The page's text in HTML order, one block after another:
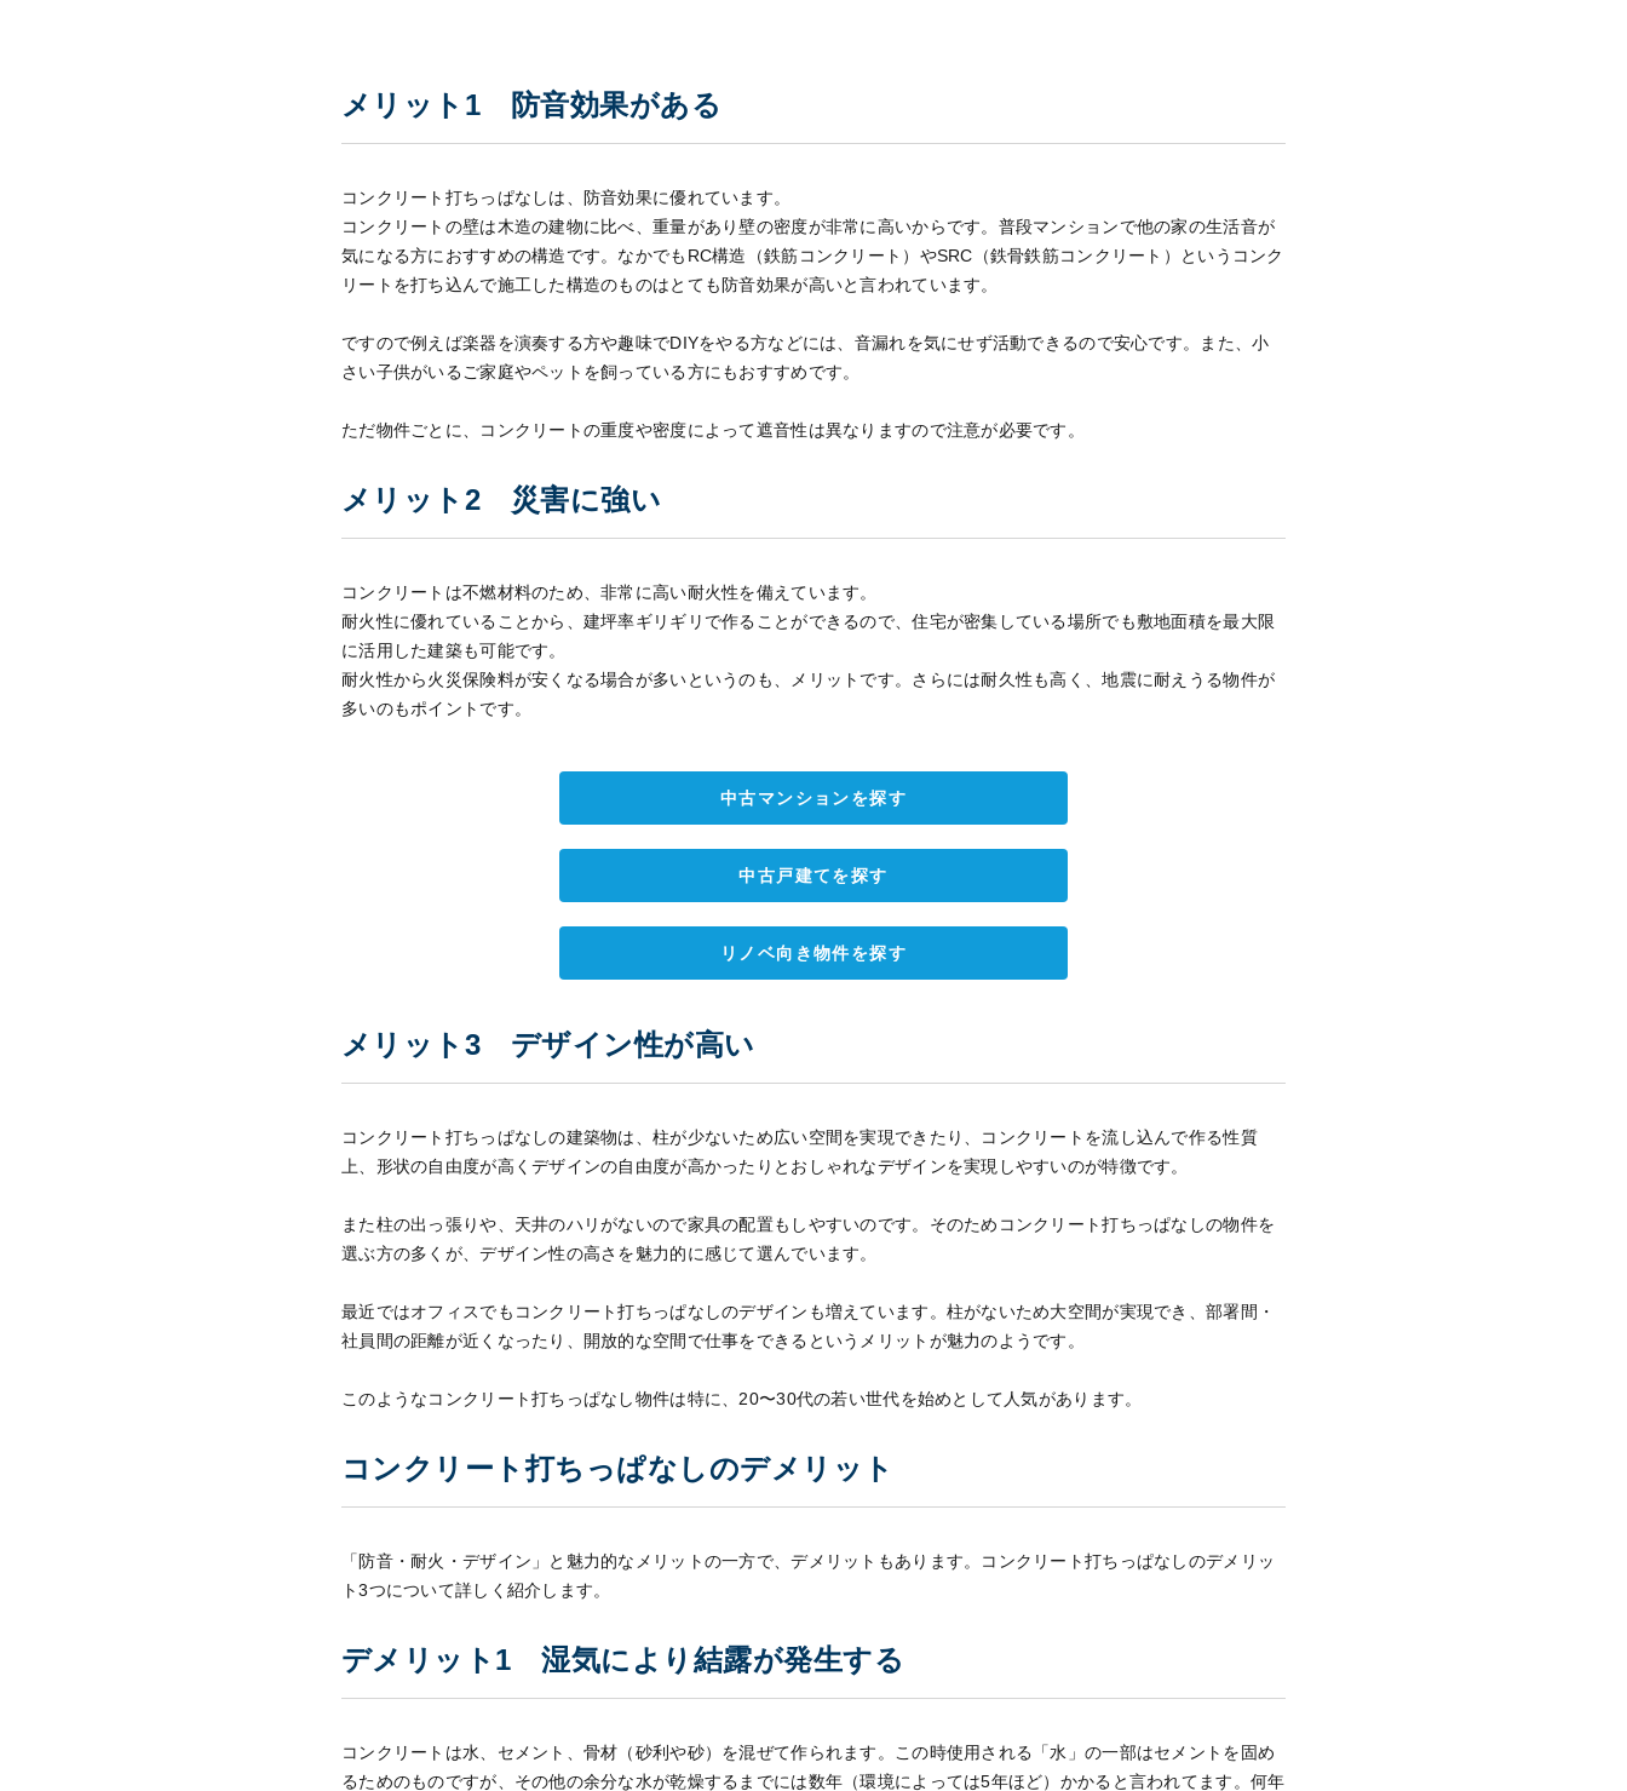
メリット1 防音効果がある
コンクリート打ちっぱなしは、防音効果に優れています。
コンクリートの壁は木造の建物に比べ、重量があり壁の密度が非常に高いからです。普段マンションで他の家の生活音が
気になる方におすすめの構造です。なかでもRC構造（鉄筋コンクリート）やSRC（鉄骨鉄筋コンクリート）というコンク
リートを打ち込んで施工した構造のものはとても防音効果が高いと言われています。
ですので例えば楽器を演奏する方や趣味でDIYをやる方などには、音漏れを気にせず活動できるので安心です。また、小
さい子供がいるご家庭やペットを飼っている方にもおすすめです。
ただ物件ごとに、コンクリートの重度や密度によって遮音性は異なりますので注意が必要です。
メリット2 災害に強い
コンクリートは不燃材料のため、非常に高い耐火性を備えています。
耐火性に優れていることから、建坪率ギリギリで作ることができるので、住宅が密集している場所でも敷地面積を最大限
に活用した建築も可能です。
耐火性から火災保険料が安くなる場合が多いというのも、メリットです。さらには耐久性も高く、地震に耐えうる物件が
多いのもポイントです。
中古マンションを探す
中古戸建てを探す
リノベ向き物件を探す
メリット3 デザイン性が高い
コンクリート打ちっぱなしの建築物は、柱が少ないため広い空間を実現できたり、コンクリートを流し込んで作る性質
上、形状の自由度が高くデザインの自由度が高かったりとおしゃれなデザインを実現しやすいのが特徴です。
また柱の出っ張りや、天井のハリがないので家具の配置もしやすいのです。そのためコンクリート打ちっぱなしの物件を
選ぶ方の多くが、デザイン性の高さを魅力的に感じて選んでいます。
最近ではオフィスでもコンクリート打ちっぱなしのデザインも増えています。柱がないため大空間が実現でき、部署間・
社員間の距離が近くなったり、開放的な空間で仕事をできるというメリットが魅力のようです。
このようなコンクリート打ちっぱなし物件は特に、20〜30代の若い世代を始めとして人気があります。
コンクリート打ちっぱなしのデメリット
「防音・耐火・デザイン」と魅力的なメリットの一方で、デメリットもあります。コンクリート打ちっぱなしのデメリッ
ト3つについて詳しく紹介します。
デメリット1 湿気により結露が発生する
コンクリートは水、セメント、骨材（砂利や砂）を混ぜて作られます。この時使用される「水」の一部はセメントを固め
るためのものですが、その他の余分な水が乾燥するまでには数年（環境によっては5年ほど）かかると言われてます。何年